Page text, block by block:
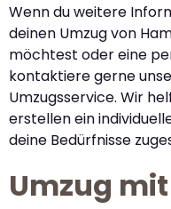
Wenn du weitere
deinen Umzug von
möchtest oder eine
kontaktiere gerne
Umzugsservice. Wir
erstellen ein
deine Bedürfnisse
Umzug